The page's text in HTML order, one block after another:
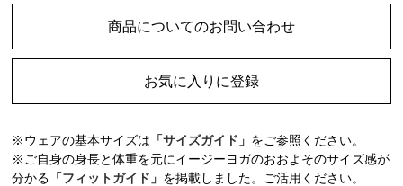
商品についてのお問い合わせ
お気に入りに登録
※ウェアの基本サイズは 「サイズガイド」 をご参照ください。
※ご自身の身長と体重を元にイージーヨガのおおよそのサイズ感が
分かる 「フィットガイド」 を掲載しました。ご活用ください。